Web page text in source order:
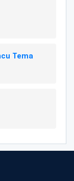
Tema